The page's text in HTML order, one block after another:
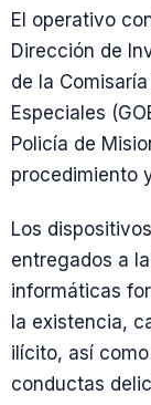
El operativo
Dirección de
de la
Especiales
Policía de
procedimiento
Los
entregados a
informáticas
la existencia,
ilícito, así
conductas